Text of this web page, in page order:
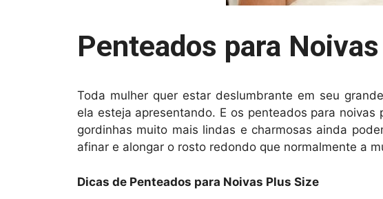
Penteados para
Toda mulher quer estar deslumbrante em seu
ela esteja apresentando. E os penteados para
gordinhas muito mais lindas e charmosas ainda
afinar e alongar o rosto redondo que normalmente a
Dicas de Penteados para Noivas Plus Size